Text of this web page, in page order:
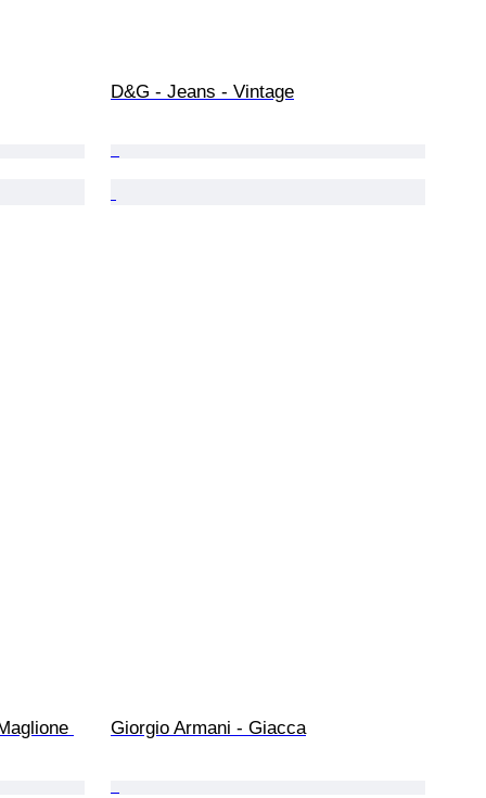
D&G - Jeans - Vintage
Giorgio Armani - Giacca